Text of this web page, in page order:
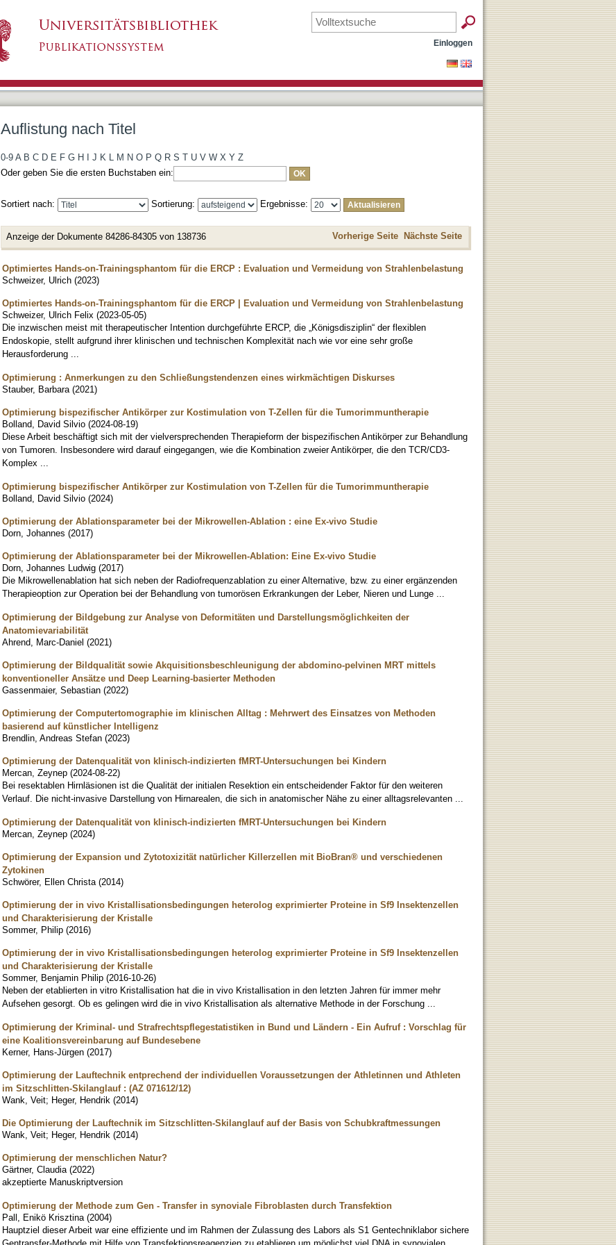
Einloggen
Auflistung nach Titel
0-9 A B C D E F G H J K L M N O P Q R S T U V W X Y Z
Oder geben Sie die ersten Buchstaben ein:
Sortiert nach: Sortierung: Ergebnisse:
Anzeige der Dokumente 84286-84305 von 138736 Vorherige Seite Nächste Seite
Optimiertes Hands-on-Trainingsphantom für die ERCP : Evaluation und Vermeidung von Strahlenbelastung
Schweizer, Ulrich (2023)
Optimiertes Hands-on-Trainingsphantom für die ERCP | Evaluation und Vermeidung von Strahlenbelastung
Schweizer, Ulrich Felix (2023-05-05)
Die inzwischen meist mit therapeutischer Intention durchgeführte ERCP, die „Königsdisziplin“ der flexiblen
Endoskopie, stellt aufgrund ihrer klinischen und technischen Komplexität nach wie vor eine sehr große
Herausforderung ...
Optimierung : Anmerkungen zu den Schließungstendenzen eines wirkmächtigen Diskurses
Stauber, Barbara (2021)
Optimierung bispezifischer Antikörper zur Kostimulation von T-Zellen für die Tumorimmuntherapie
Bolland, David Silvio (2024-08-19)
Diese Arbeit beschäftigt sich mit der vielversprechenden Therapieform der bispezifischen Antikörper zur Behandlung
von Tumoren. Insbesondere wird darauf eingegangen, wie die Kombination zweier Antikörper, die den TCR/CD3-
Komplex ...
Optimierung bispezifischer Antikörper zur Kostimulation von T-Zellen für die Tumorimmuntherapie
Bolland, David Silvio (2024)
Optimierung der Ablationsparameter bei der Mikrowellen-Ablation : eine Ex-vivo Studie
Dorn, Johannes (2017)
Optimierung der Ablationsparameter bei der Mikrowellen-Ablation: Eine Ex-vivo Studie
Dorn, Johannes Ludwig (2017)
Die Mikrowellenablation hat sich neben der Radiofrequenzablation zu einer Alternative, bzw. zu einer ergänzenden
Therapieoption zur Operation bei der Behandlung von tumorösen Erkrankungen der Leber, Nieren und Lunge ...
Optimierung der Bildgebung zur Analyse von Deformitäten und Darstellungsmöglichkeiten der
Anatomievariabilität
Ahrend, Marc-Daniel (2021)
Optimierung der Bildqualität sowie Akquisitionsbeschleunigung der abdomino-pelvinen MRT mittels
konventioneller Ansätze und Deep Learning-basierter Methoden
Gassenmaier, Sebastian (2022)
Optimierung der Computertomographie im klinischen Alltag : Mehrwert des Einsatzes von Methoden
basierend auf künstlicher Intelligenz
Brendlin, Andreas Stefan (2023)
Optimierung der Datenqualität von klinisch-indizierten fMRT-Untersuchungen bei Kindern
Mercan, Zeynep (2024-08-22)
Bei resektablen Hirnläsionen ist die Qualität der initialen Resektion ein entscheidender Faktor für den weiteren
Verlauf. Die nicht-invasive Darstellung von Hirnarealen, die sich in anatomischer Nähe zu einer alltagsrelevanten ...
Optimierung der Datenqualität von klinisch-indizierten fMRT-Untersuchungen bei Kindern
Mercan, Zeynep (2024)
Optimierung der Expansion und Zytotoxizität natürlicher Killerzellen mit BioBran® und verschiedenen
Zytokinen
Schwörer, Ellen Christa (2014)
Optimierung der in vivo Kristallisationsbedingungen heterolog exprimierter Proteine in Sf9 Insektenzellen
und Charakterisierung der Kristalle
Sommer, Philip (2016)
Optimierung der in vivo Kristallisationsbedingungen heterolog exprimierter Proteine in Sf9 Insektenzellen
und Charakterisierung der Kristalle
Sommer, Benjamin Philip (2016-10-26)
Neben der etablierten in vitro Kristallisation hat die in vivo Kristallisation in den letzten Jahren für immer mehr
Aufsehen gesorgt. Ob es gelingen wird die in vivo Kristallisation als alternative Methode in der Forschung ...
Optimierung der Kriminal- und Strafrechtspflegestatistiken in Bund und Ländern - Ein Aufruf : Vorschlag für
eine Koalitionsvereinbarung auf Bundesebene
Kerner, Hans-Jürgen (2017)
Optimierung der Lauftechnik entprechend der individuellen Voraussetzungen der Athletinnen und Athleten
im Sitzschlitten-Skilanglauf : (AZ 071612/12)
Wank, Veit; Heger, Hendrik (2014)
Die Optimierung der Lauftechnik im Sitzschlitten-Skilanglauf auf der Basis von Schubkraftmessungen
Wank, Veit; Heger, Hendrik (2014)
Optimierung der menschlichen Natur?
Gärtner, Claudia (2022)
akzeptierte Manuskriptversion
Optimierung der Methode zum Gen - Transfer in synoviale Fibroblasten durch Transfektion
Pall, Enikö Krisztina (2004)
Hauptziel dieser Arbeit war eine effiziente und im Rahmen der Zulassung des Labors als S1 Gentechniklabor sichere